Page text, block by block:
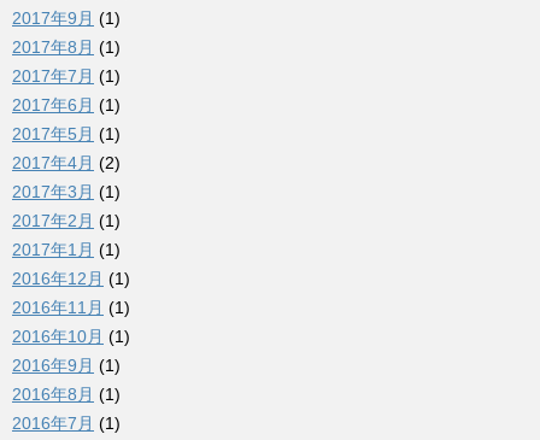
2017年9月 (1)
2017年8月 (1)
2017年7月 (1)
2017年6月 (1)
2017年5月 (1)
2017年4月 (2)
2017年3月 (1)
2017年2月 (1)
2017年1月 (1)
2016年12月 (1)
2016年11月 (1)
2016年10月 (1)
2016年9月 (1)
2016年8月 (1)
2016年7月 (1)